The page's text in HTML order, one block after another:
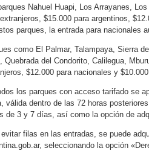
Nahuel Huapi, Los Arrayanes,
$15.000 para argentinos,
parques, la entrada para nacionales
como El Palmar, Talampaya, Sierra
Quebrada del Condorito, Calilegua,
$12.000 para nacionales y
los parques con acceso tarifado se
válida dentro de las 72 horas
de 3 y 7 días, así como la opción de
evitar filas en las entradas, se puede
seleccionando la opción